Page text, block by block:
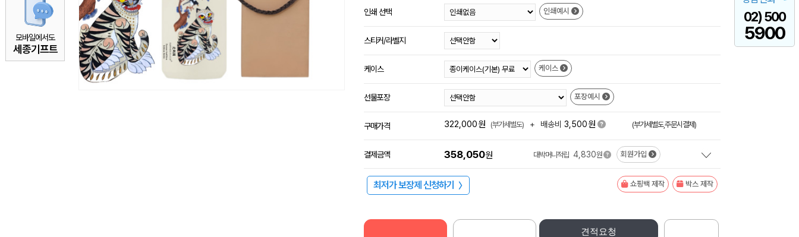
모바일에서도
세종기프트
02) 500
5900
인쇄 선택 인쇄예시
스티커/라벨지
케이스 케이스
선물포장 포장예시
구매가격 322,000원 (부가세별도) + 배송비 3,500원 (부가세별도,주문시결제)
결제금액 358,050원 대박머니적립 4,830원 회원가입
최저가 보장제 신청하기 〉 쇼핑백 제작 박스 제작
견적요청